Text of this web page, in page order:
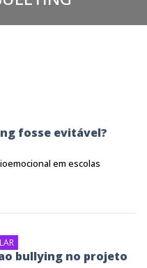
fosse evitável?
em escolas
bullying no projeto